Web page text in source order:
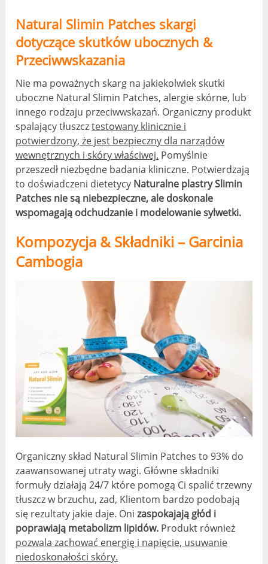
Natural Slimin Patches skargi
dotyczące skutków ubocznych &
Przeciwwskazania
Nie ma poważnych skarg na jakiekolwiek skutki
uboczne Natural Slimin Patches, alergie skórne, lub
innego rodzaju przeciwwskazań. Organiczny produkt
spalający tłuszcztestowany klinicznie i
potwierdzony, że jest bezpieczny dla narządów
wewnętrznych i skóry właściwej. Pomyślnie
przeszedł niezbędne badania kliniczne. Potwierdzają
to doświadczeni dietetycy Naturalne plastry Slimin
Patches nie są niebezpieczne, ale doskonale
wspomagają odchudzanie i modelowanie sylwetki.
Kompozycja & Składniki – Garcinia
Cambogia
Organiczny skład Natural Slimin Patches to 93% do
zaawansowanej utraty wagi. Główne składniki
formuły działają 24/7 które pomogą Ci spalić trzewny
tłuszcz w brzuchu, zad, Klientom bardzo podobają
się rezultaty jakie daje. Onizaspokajają głód i
poprawiają metabolizm lipidów. Produkt również
pozwala zachować energię i napięcie, usuwanie
niedoskonałości skóry.